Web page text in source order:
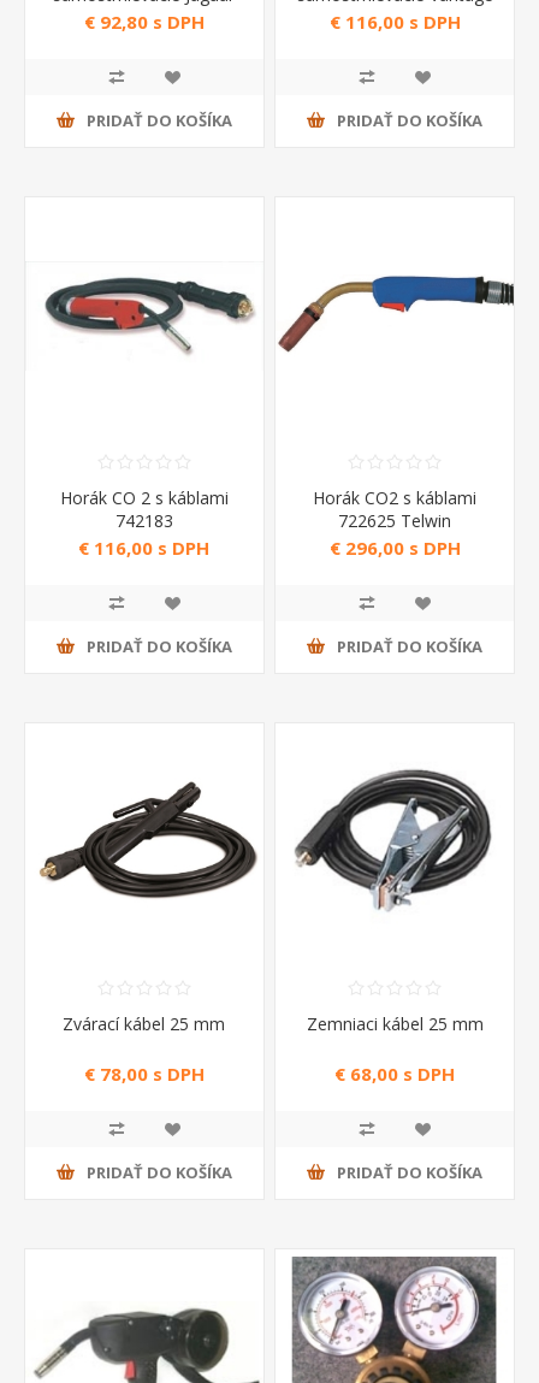
Fire Telwin
€ 92,80 s DPH
PRIDAŤ DO KOŠÍKA
Red XL Telwin
€ 116,00 s DPH
PRIDAŤ DO KOŠÍKA
Horák CO 2 s káblami
742183
€ 116,00 s DPH
PRIDAŤ DO KOŠÍKA
Horák CO2 s káblami
722625 Telwin
€ 296,00 s DPH
PRIDAŤ DO KOŠÍKA
Zvárací kábel 25 mm
€ 78,00 s DPH
PRIDAŤ DO KOŠÍKA
Zemniaci kábel 25 mm
€ 68,00 s DPH
PRIDAŤ DO KOŠÍKA